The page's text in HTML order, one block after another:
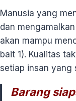
Manusia yang
dan
akan mampu
bait 1). Kualitas
setiap insan yang
Barang